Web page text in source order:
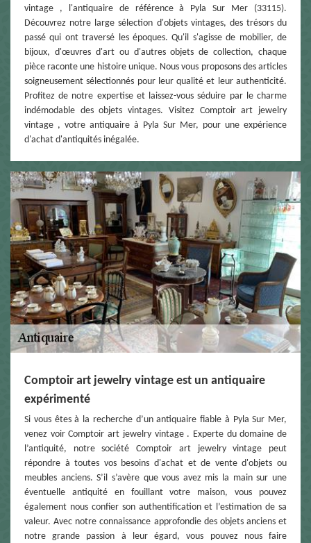
vintage , l'antiquaire de référence à Pyla Sur Mer (33115).
Découvrez notre large sélection d'objets vintages, des trésors du
passé qui ont traversé les époques. Qu'il s'agisse de mobilier, de
bijoux, d'œuvres d'art ou d'autres objets de collection, chaque
pièce raconte une histoire unique. Nous vous proposons des articles
soigneusement sélectionnés pour leur qualité et leur authenticité.
Profitez de notre expertise et laissez-vous séduire par le charme
indémodable des objets vintages. Visitez Comptoir art jewelry
vintage , votre antiquaire à Pyla Sur Mer, pour une expérience
d'achat d'antiquités inégalée.
Comptoir art jewelry vintage est un antiquaire
expérimenté
Si vous êtes à la recherche d’un antiquaire fiable à Pyla Sur Mer,
venez voir Comptoir art jewelry vintage . Experte du domaine de
l’antiquité, notre société Comptoir art jewelry vintage peut
répondre à toutes vos besoins d'achat et de vente d'objets ou
meubles anciens. S’il s’avère que vous avez mis la main sur une
éventuelle antiquité en fouillant votre maison, vous pouvez
également nous confier son authentification et l’estimation de sa
valeur. Avec notre connaissance approfondie des objets anciens et
notre grande passion à leur égard, vous pouvez nous faire